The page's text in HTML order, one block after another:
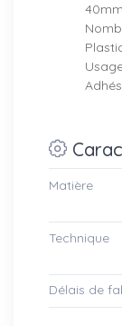
Matière
Technique
Délais de